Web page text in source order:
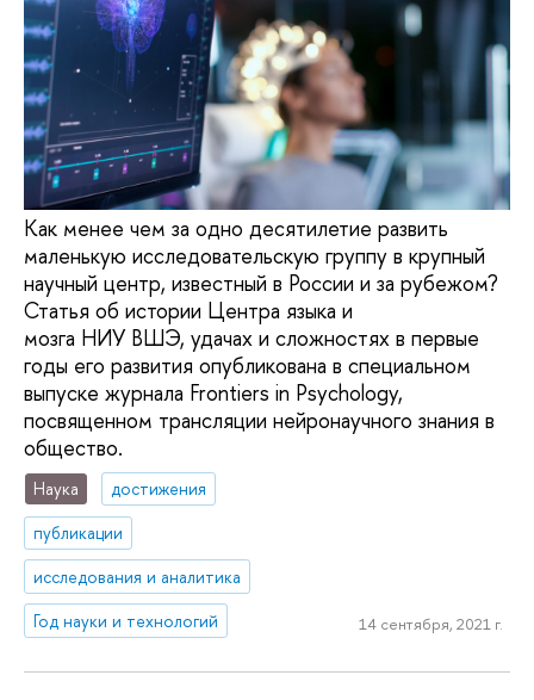
Как менее чем за одно десятилетие развить
маленькую исследовательскую группу в крупный
научный центр, известный в России и за рубежом?
Статья об истории Центра языка и
мозга НИУ ВШЭ, удачах и сложностях в первые
годы его развития опубликована в специальном
выпуске журнала Frontiers in Psychology,
посвященном трансляции нейронаучного знания в
общество.
Наука
достижения
публикации
исследования и аналитика
Год науки и технологий
14 сентября, 2021 г.